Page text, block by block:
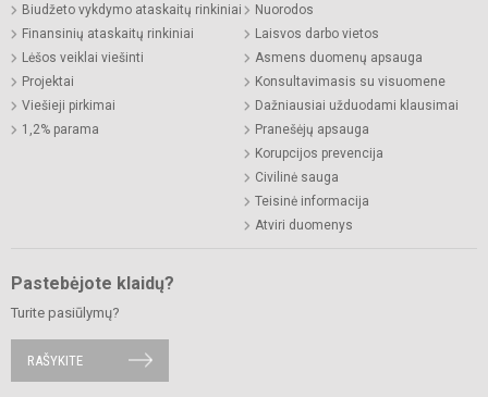
Biudžeto vykdymo ataskaitų rinkiniai
Finansinių ataskaitų rinkiniai
Lėšos veiklai viešinti
Projektai
Viešieji pirkimai
1,2% parama
Nuorodos
Laisvos darbo vietos
Asmens duomenų apsauga
Konsultavimasis su visuomene
Dažniausiai užduodami klausimai
Pranešėjų apsauga
Korupcijos prevencija
Civilinė sauga
Teisinė informacija
Atviri duomenys
Pastebėjote klaidų?
Turite pasiūlymų?
RAŠYKITE